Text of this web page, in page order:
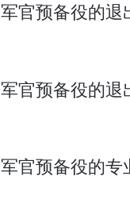
军官预备役的
军官预备役的
军官预备役的